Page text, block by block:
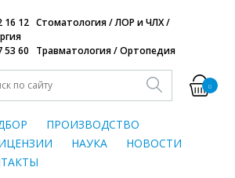
16 12 Стоматология / ЛОР и ЧЛХ /
53 60 Травматология / Ортопедия
0
ПРОИЗВОДСТВО
НАУКА
НОВОСТИ